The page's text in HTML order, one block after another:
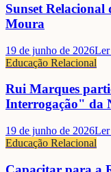
Sunset Relacional
Moura
19 de junho de 2026Ler
Educação Relacional
Rui Marques
Interrogação" da
19 de junho de 2026Ler
Educação Relacional